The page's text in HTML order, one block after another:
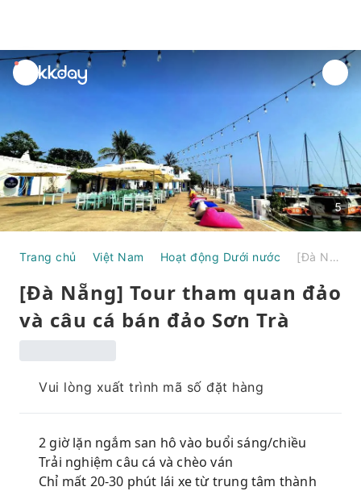
unread
notifications
5
Trang chủ Việt Nam Hoạt động Dưới nước [Đà Nẵng] Tour tham quan đảo và câu cá bán đảo Sơn Trà
[Đà Nẵng] Tour tham quan đảo
và câu cá bán đảo Sơn Trà
Vui lòng xuất trình mã số đặt hàng
2 giờ lặn ngắm san hô vào buổi sáng/chiều
Trải nghiệm câu cá và chèo ván
Chỉ mất 20-30 phút lái xe từ trung tâm thành